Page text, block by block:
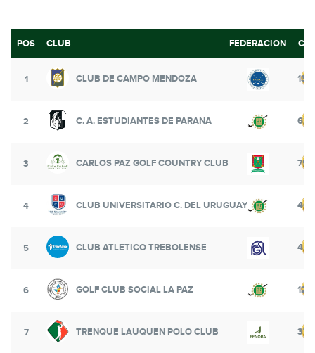
POS CLUB FEDERACION
1 CLUB DE CAMPO MENDOZA
2 C. A. ESTUDIANTES DE PARANA
3 CARLOS PAZ GOLF COUNTRY CLUB
4 CLUB UNIVERSITARIO C. DEL URUGUAY
5 CLUB ATLETICO TREBOLENSE
6 GOLF CLUB SOCIAL LA PAZ
7 TRENQUE LAUQUEN POLO CLUB